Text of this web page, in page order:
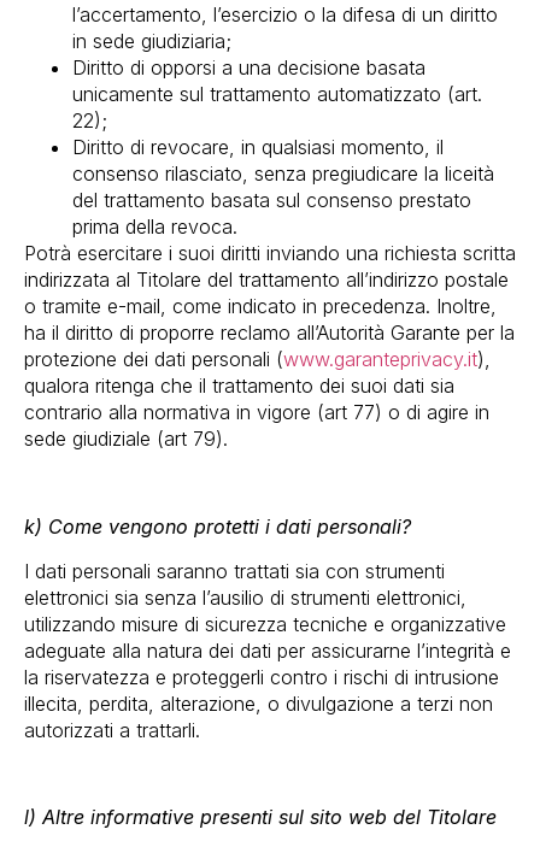
l’accertamento, l’esercizio o la difesa di un diritto
in sede giudiziaria;
Diritto di opporsi a una decisione basata
unicamente sul trattamento automatizzato (art.
22);
Diritto di revocare, in qualsiasi momento, il
consenso rilasciato, senza pregiudicare la liceità
del trattamento basata sul consenso prestato
prima della revoca.
Potrà esercitare i suoi diritti inviando una richiesta scritta
indirizzata al Titolare del trattamento all’indirizzo postale
o tramite e-mail, come indicato in precedenza. Inoltre,
ha il diritto di proporre reclamo all’Autorità Garante per la
protezione dei dati personali (www.garanteprivacy.it),
qualora ritenga che il trattamento dei suoi dati sia
contrario alla normativa in vigore (art 77) o di agire in
sede giudiziale (art 79).
k) Come vengono protetti i dati personali?
I dati personali saranno trattati sia con strumenti
elettronici sia senza l’ausilio di strumenti elettronici,
utilizzando misure di sicurezza tecniche e organizzative
adeguate alla natura dei dati per assicurarne l’integrità e
la riservatezza e proteggerli contro i rischi di intrusione
illecita, perdita, alterazione, o divulgazione a terzi non
autorizzati a trattarli.
l) Altre informative presenti sul sito web del Titolare